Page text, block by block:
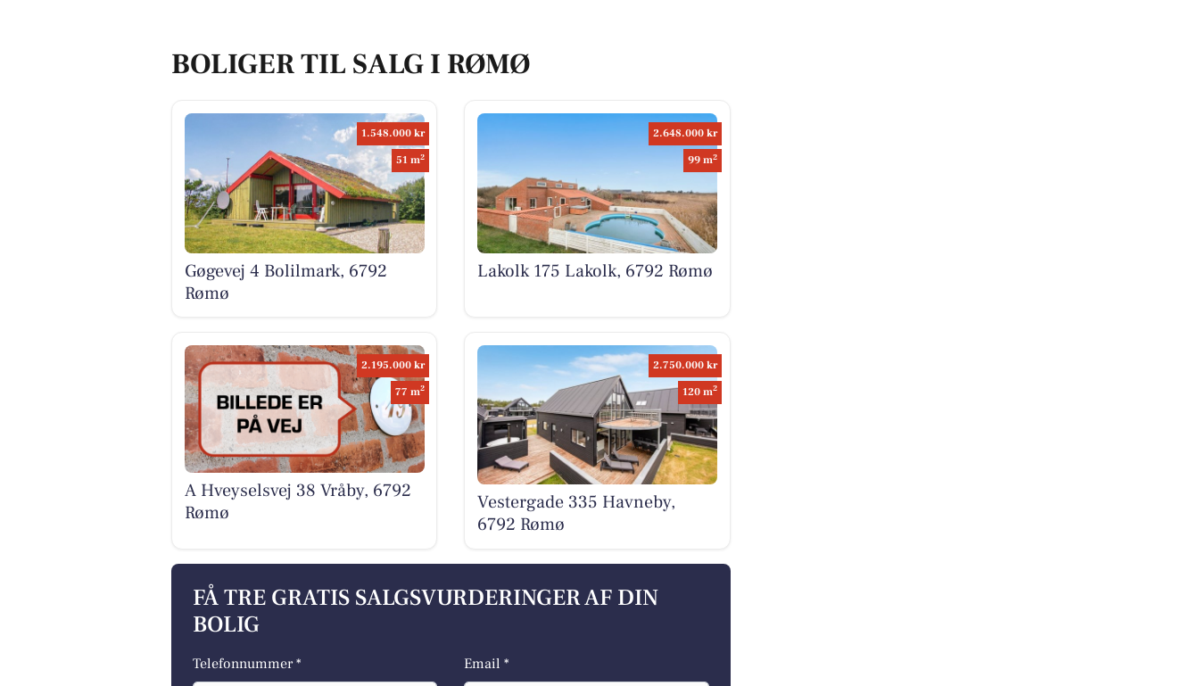
BOLIGER TIL SALG I RØMØ
1.548.000 kr
51 m2
Gøgevej 4 Bolilmark, 6792
Rømø
2.648.000 kr
99 m2
Lakolk 175 Lakolk, 6792 Rømø
2.195.000 kr
77 m2
A Hveyselsvej 38 Vråby, 6792
Rømø
2.750.000 kr
120 m2
Vestergade 335 Havneby,
6792 Rømø
FÅ TRE GRATIS SALGSVURDERINGER AF DIN
BOLIG
Telefonnummer * Email *